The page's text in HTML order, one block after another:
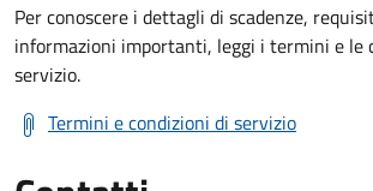
Per conoscere i dettagli di scadenze,
informazioni importanti, leggi i termini e le
servizio.
Termini e condizioni di servizio